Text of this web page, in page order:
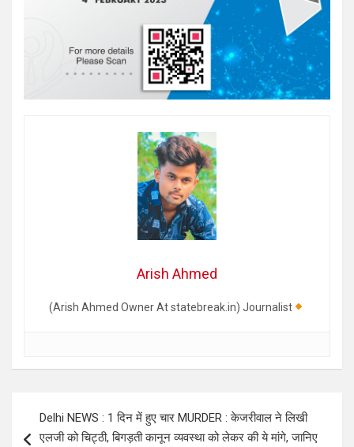
Arish Ahmed
(Arish Ahmed Owner At statebreak.in) Journalist
navigation
Delhi NEWS : 1 दिन में हुए चार MURDER : केजरीवाल ने लिखी
एलजी को चिट्ठी, बिगड़ती कानून व्यवस्था को लेकर की ये मांगे, जानिए